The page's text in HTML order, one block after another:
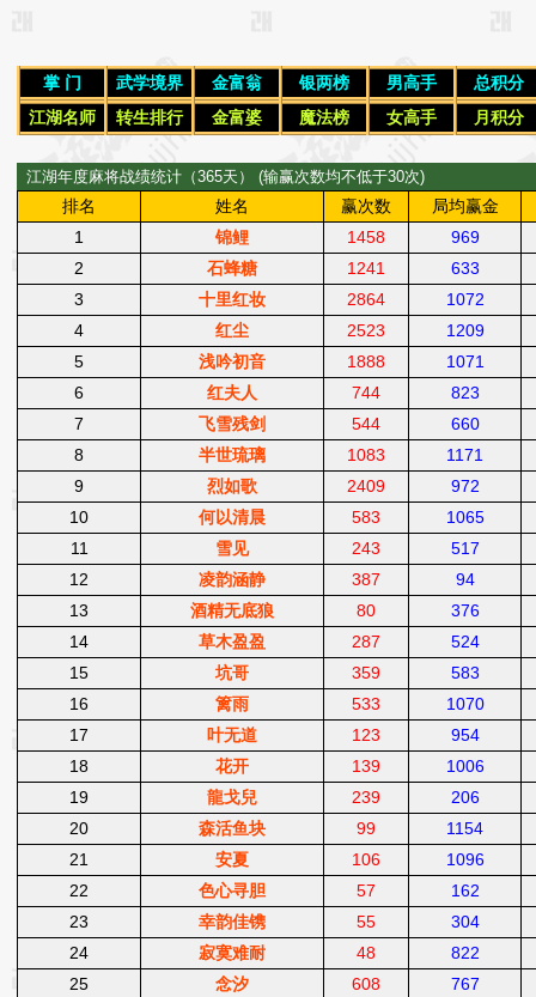
掌 门 武学境界 金富翁 银两榜 男高手
总积分
江湖名师
转生排行 金富婆 魔法榜 女高手 月积分
江湖年度麻将战绩统计（365天） (输赢次数均不低于30次)
排名 姓名 赢次数
局均赢金
1
锦鲤 1458
969
2
石蜂糖 1241
633
3
十里红妆 2864
1072
4
红尘 2523
1209
5
浅吟初音 1888
1071
6
红夫人 744
823
7
飞雪残剑 544
660
8
半世琉璃 1083
1171
9
烈如歌 2409
972
10
何以清晨 583
1065
11
雪见 243
517
12
凌韵涵静 387
94
13
酒精无底狼 80
376
14
草木盈盈 287
524
15
坑哥 359
583
16
篱雨 533
1070
17
叶无道 123
954
18
花开 139
1006
19
龍戈兒 239
206
20
森活鱼块 99
1154
21
安夏 106
1096
22
色心寻胆 57
162
23
幸韵佳镌 55
304
24
寂寞难耐 48
822
25
念汐 608
767